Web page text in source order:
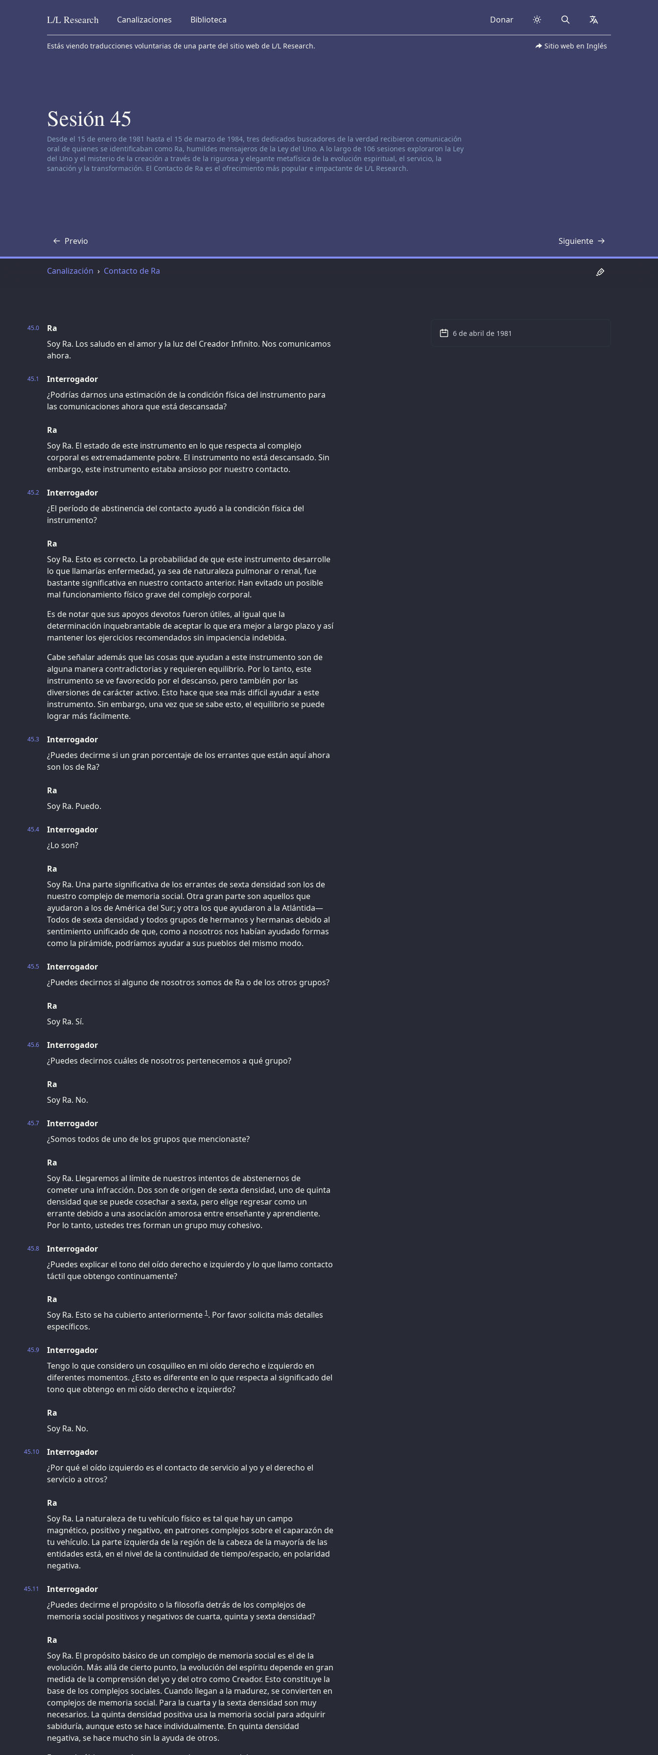
Skip to content
L/L Research Canalizaciones Biblioteca Donar Search collapsed
Estás viendo traducciones voluntarias de una parte del sitio web de L/L Research. Sitio web en Inglés
Sesión 45
Descargo de responsabilidad de canalización:
Desde el 15 de enero de 1981 hasta el 15 de marzo de 1984, tres dedicados buscadores de la verdad recibieron comunicación
oral de quienes se identificaban como Ra, humildes mensajeros de la Ley del Uno. A lo largo de 106 sesiones exploraron la Ley
del Uno y el misterio de la creación a través de la rigurosa y elegante metafísica de la evolución espiritual, el servicio, la
sanación y la transformación. El Contacto de Ra es el ofrecimiento más popular e impactante de L/L Research.
Previo
Transcripción Siguiente
Transcripción
Canalización Contacto de Ra
45.0
Ra
Soy Ra. Los saludo en el amor y la luz del Creador Infinito. Nos comunicamos
ahora.
45.1
Interrogador
¿Podrías darnos una estimación de la condición física del instrumento para
las comunicaciones ahora que está descansada?
Ra
Soy Ra. El estado de este instrumento en lo que respecta al complejo
corporal es extremadamente pobre. El instrumento no está descansado. Sin
embargo, este instrumento estaba ansioso por nuestro contacto.
45.2
Interrogador
¿El período de abstinencia del contacto ayudó a la condición física del
instrumento?
Ra
Soy Ra. Esto es correcto. La probabilidad de que este instrumento desarrolle
lo que llamarías enfermedad, ya sea de naturaleza pulmonar o renal, fue
bastante significativa en nuestro contacto anterior. Han evitado un posible
mal funcionamiento físico grave del complejo corporal.
Es de notar que sus apoyos devotos fueron útiles, al igual que la
determinación inquebrantable de aceptar lo que era mejor a largo plazo y así
mantener los ejercicios recomendados sin impaciencia indebida.
Cabe señalar además que las cosas que ayudan a este instrumento son de
alguna manera contradictorias y requieren equilibrio. Por lo tanto, este
instrumento se ve favorecido por el descanso, pero también por las
diversiones de carácter activo. Esto hace que sea más difícil ayudar a este
instrumento. Sin embargo, una vez que se sabe esto, el equilibrio se puede
lograr más fácilmente.
45.3
Interrogador
¿Puedes decirme si un gran porcentaje de los errantes que están aquí ahora
son los de Ra?
Ra
Soy Ra. Puedo.
45.4
Interrogador
¿Lo son?
Ra
Soy Ra. Una parte significativa de los errantes de sexta densidad son los de
nuestro complejo de memoria social. Otra gran parte son aquellos que
ayudaron a los de América del Sur; y otra los que ayudaron a la Atlántida—
Todos de sexta densidad y todos grupos de hermanos y hermanas debido al
sentimiento unificado de que, como a nosotros nos habían ayudado formas
como la pirámide, podríamos ayudar a sus pueblos del mismo modo.
45.5
Interrogador
¿Puedes decirnos si alguno de nosotros somos de Ra o de los otros grupos?
Ra
Soy Ra. Sí.
45.6
Interrogador
¿Puedes decirnos cuáles de nosotros pertenecemos a qué grupo?
Ra
Soy Ra. No.
45.7
Interrogador
¿Somos todos de uno de los grupos que mencionaste?
Ra
Soy Ra. Llegaremos al límite de nuestros intentos de abstenernos de
cometer una infracción. Dos son de origen de sexta densidad, uno de quinta
densidad que se puede cosechar a sexta, pero elige regresar como un
errante debido a una asociación amorosa entre enseñante y aprendiente.
Por lo tanto, ustedes tres forman un grupo muy cohesivo.
45.8
Interrogador
¿Puedes explicar el tono del oído derecho e izquierdo y lo que llamo contacto
táctil que obtengo continuamente?
Ra
Soy Ra. Esto se ha cubierto anteriormente 1. Por favor solicita más detalles
específicos.
45.9
Interrogador
Tengo lo que considero un cosquilleo en mi oído derecho e izquierdo en
diferentes momentos. ¿Esto es diferente en lo que respecta al significado del
tono que obtengo en mi oído derecho e izquierdo?
Ra
Soy Ra. No.
45.10
Interrogador
¿Por qué el oído izquierdo es el contacto de servicio al yo y el derecho el
servicio a otros?
Ra
Soy Ra. La naturaleza de tu vehículo físico es tal que hay un campo
magnético, positivo y negativo, en patrones complejos sobre el caparazón de
tu vehículo. La parte izquierda de la región de la cabeza de la mayoría de las
entidades está, en el nivel de la continuidad de tiempo/espacio, en polaridad
negativa.
45.11
Interrogador
¿Puedes decirme el propósito o la filosofía detrás de los complejos de
memoria social positivos y negativos de cuarta, quinta y sexta densidad?
Ra
Soy Ra. El propósito básico de un complejo de memoria social es el de la
evolución. Más allá de cierto punto, la evolución del espíritu depende en gran
medida de la comprensión del yo y del otro como Creador. Esto constituye la
base de los complejos sociales. Cuando llegan a la madurez, se convierten en
complejos de memoria social. Para la cuarta y la sexta densidad son muy
necesarios. La quinta densidad positiva usa la memoria social para adquirir
sabiduría, aunque esto se hace individualmente. En quinta densidad
negativa, se hace mucho sin la ayuda de otros.
6 de abril de 1981